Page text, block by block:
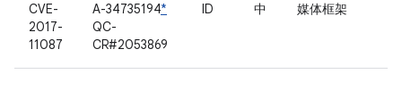
CVE-
2017-
11087
A-34735194*
QC-
CR#2053869
ID 中 媒体框架